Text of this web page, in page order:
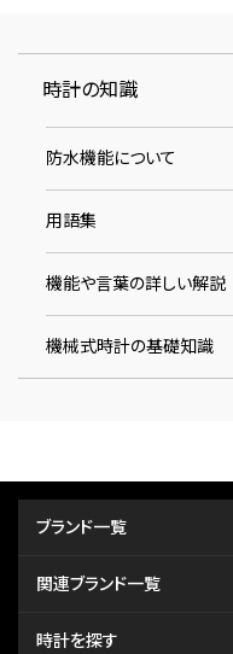
時計の知識
防水機能について
用語集
機能や言葉の詳しい解説
機械式時計の基礎知識
ブランド一覧
関連ブランド一覧
時計を探す